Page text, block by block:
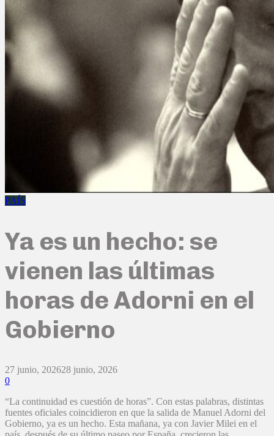
PAÍS
Ya es un hecho: se
vienen las últimas
horas de Adorni en el
Gobierno
27 junio, 202628 junio, 2026
0
“La continuidad es cuestión de horas”. Con estas palabras, distintas
fuentes oficiales coincidieron en que la salida de Manuel Adorni del
Gobierno, ya es un hecho. Esta mañana, ya con Javier Milei en el